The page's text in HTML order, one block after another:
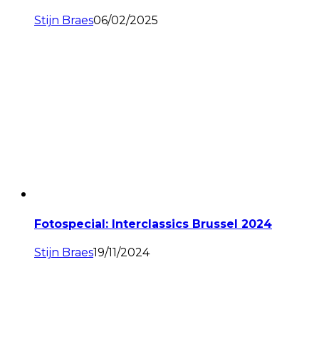
Stijn Braes06/02/2025
Fotospecial: Interclassics Brussel 2024
Stijn Braes19/11/2024